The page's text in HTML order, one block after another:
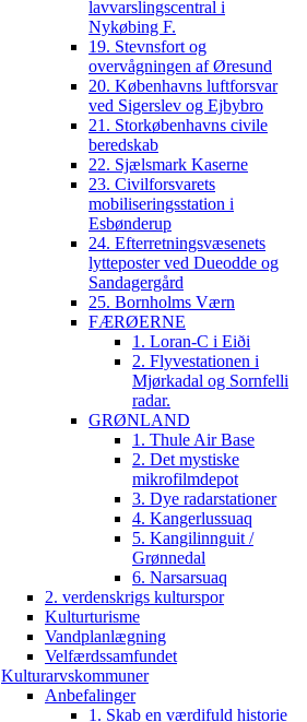
lavvarslingscentral i
Nykøbing F.
19. Stevnsfort og
overvågningen af Øresund
20. Københavns luftforsvar
ved Sigerslev og Ejbybro
21. Storkøbenhavns civile
beredskab
22. Sjælsmark Kaserne
23. Civilforsvarets
mobiliseringsstation i
Esbønderup
24. Efterretningsvæsenets
lytteposter ved Dueodde og
Sandagergård
25. Bornholms Værn
FÆRØERNE
1. Loran-C i Eiði
2. Flyvestationen i
Mjørkadal og Sornfelli
radar.
GRØNLAND
1. Thule Air Base
2. Det mystiske
mikrofilmdepot
3. Dye radarstationer
4. Kangerlussuaq
5. Kangilinnguit /
Grønnedal
6. Narsarsuaq
2. verdenskrigs kulturspor
Kulturturisme
Vandplanlægning
Velfærdssamfundet
Kulturarvskommuner
Anbefalinger
1. Skab en værdifuld historie